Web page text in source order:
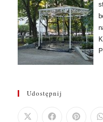
Udostępnij